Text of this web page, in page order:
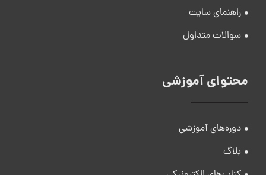
راهنمای سایت
سوالات متداول
محتوای آموزشی
دوره‌های آموزشی
بلاگ